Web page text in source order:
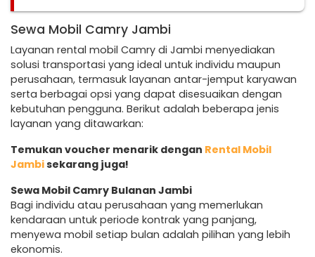
Sewa Mobil Camry Jambi
Layanan rental mobil Camry di Jambi menyediakan
solusi transportasi yang ideal untuk individu maupun
perusahaan, termasuk layanan antar-jemput karyawan
serta berbagai opsi yang dapat disesuaikan dengan
kebutuhan pengguna. Berikut adalah beberapa jenis
layanan yang ditawarkan:
Temukan voucher menarik dengan Rental Mobil
Jambisekarang juga!
Sewa Mobil Camry Bulanan Jambi
Bagi individu atau perusahaan yang memerlukan
kendaraan untuk periode kontrak yang panjang,
menyewa mobil setiap bulan adalah pilihan yang lebih
ekonomis.